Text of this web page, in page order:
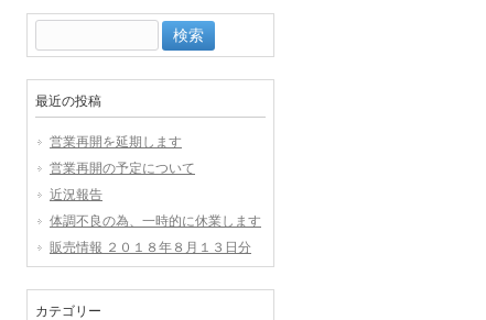
索:
最近の投稿
営業再開を延期します
営業再開の予定について
近況報告
体調不良の為、一時的に休業します
販売情報 ２０１８年８月１３日分
カテゴリー